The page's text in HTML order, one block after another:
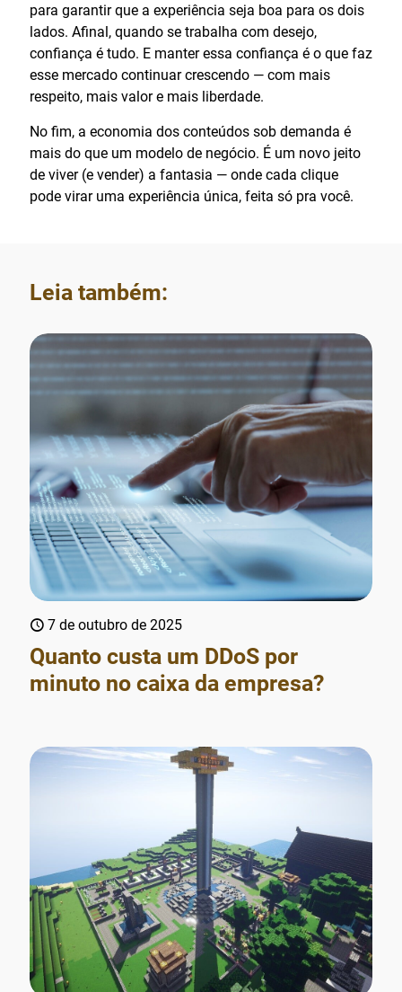
para garantir que a experiência seja boa para os dois
lados. Afinal, quando se trabalha com desejo,
confiança é tudo. E manter essa confiança é o que faz
esse mercado continuar crescendo — com mais
respeito, mais valor e mais liberdade.
No fim, a economia dos conteúdos sob demanda é
mais do que um modelo de negócio. É um novo jeito
de viver (e vender) a fantasia — onde cada clique
pode virar uma experiência única, feita só pra você.
Leia também:
7 de outubro de 2025
Quanto custa um DDoS por
minuto no caixa da empresa?